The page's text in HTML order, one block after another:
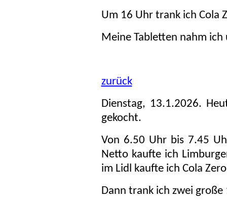
Um 16 Uhr trank ich Cola
Meine Tabletten nahm ich
zurück
Dienstag, 13.1.2026.
gekocht.
Von 6.50 Uhr bis 7.45
Netto kaufte ich
im Lidl kaufte ich Cola
Dann trank ich zwei große